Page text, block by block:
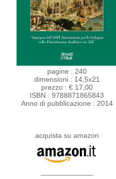
pagine : 240
dimensioni : 14,5x21
prezzo : € 17,00
ISBN : 9788871865843
Anno di pubblicazione : 2014
acquista su amazon